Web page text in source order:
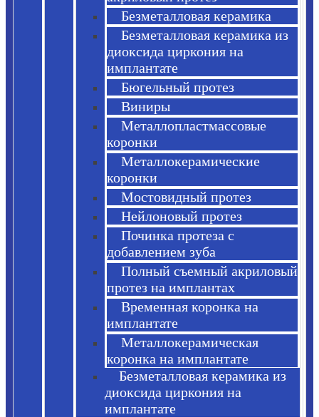
Безметалловая керамика
Безметалловая керамика из
диоксида циркония на
имплантате
Бюгельный протез
Виниры
Металлопластмассовые
коронки
Металлокерамические
коронки
Мостовидный протез
Нейлоновый протез
Починка протеза с
добавлением зуба
Полный съемный акриловый
протез на имплантах
Временная коронка на
имплантате
Металлокерамическая
коронка на имплантате
Безметалловая керамика из
диоксида циркония на
имплантате